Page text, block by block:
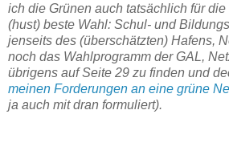
ich die Grünen auch tatsächlich für
(hust) beste Wahl: Schul- und
jenseits des (überschätzten) Hafens,
noch das Wahlprogramm der GAL,
übrigens auf Seite 29 zu finden und
meinen Forderungen an eine grüne
ja auch mit dran formuliert).